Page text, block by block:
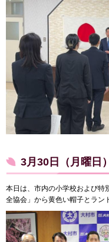
3月30日（月曜日）
本日は、市内の小学校および特
全協会」から黄色い帽子とラン